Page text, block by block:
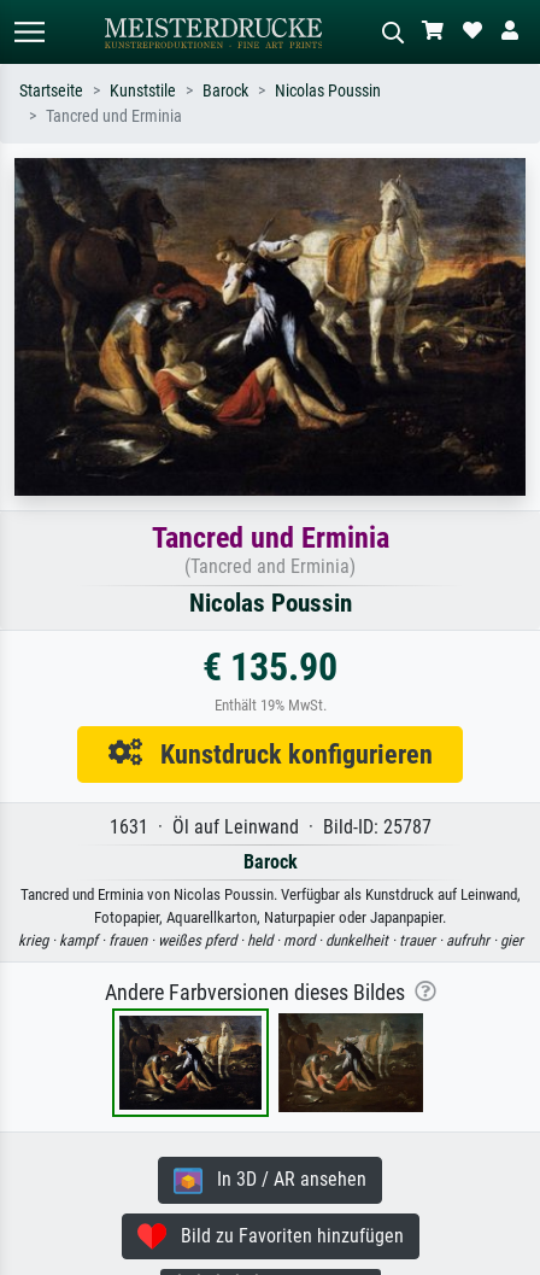
Suchen Sie nach Künstlern, Werktiteln
oder Stilen – z.B. Monet,
Sternennacht, Impressionismus, Welle
Hokusai, Akt.
Beschreiben Sie die Szene – z.B. Grüne
Wiese, Abstrakt mit viel Rot, Dunkles
Ölgemälde, Stehender Akt neben einem
Baum.
Startseite Kunststile Barock
Nicolas Poussin
Tancred und Erminia
Tancred und Erminia
(Tancred and Erminia)
Nicolas Poussin
€ 135.90
Enthält 19% MwSt.
Kunstdruck konfigurieren
1631 · Öl auf Leinwand · Bild-ID: 25787
Barock
Tancred und Erminia von Nicolas Poussin. Verfügbar als Kunstdruck auf Leinwand,
Fotopapier, Aquarellkarton, Naturpapier oder Japanpapier.
krieg · kampf · frauen · weißes pferd · held · mord · dunkelheit · trauer · aufruhr · gier
Andere Farbversionen dieses Bildes
In 3D / AR ansehen
Bild zu Favoriten hinzufügen